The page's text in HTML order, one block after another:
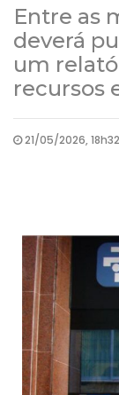
Entre as
deverá
um
recursos
21/05/2026,